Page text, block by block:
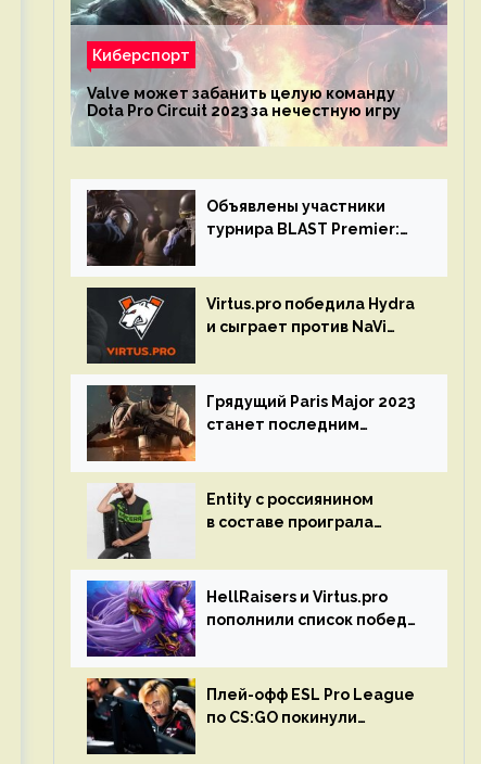
Киберспорт
Valve может забанить целую команду
Dota Pro Circuit 2023 за нечестную игру
Объявлены участники
турнира BLAST Premier:
Virtus.pro победила Hydra
и сыграет против NaVi
Circuit
Грядущий Paris Major 2023
станет последним
GO
Entity с россиянином
в составе проиграла
Circuit 2023
HellRaisers и Virtus.pro
пополнили список побед
Плей-офф ESL Pro League
по CS:GO покинули